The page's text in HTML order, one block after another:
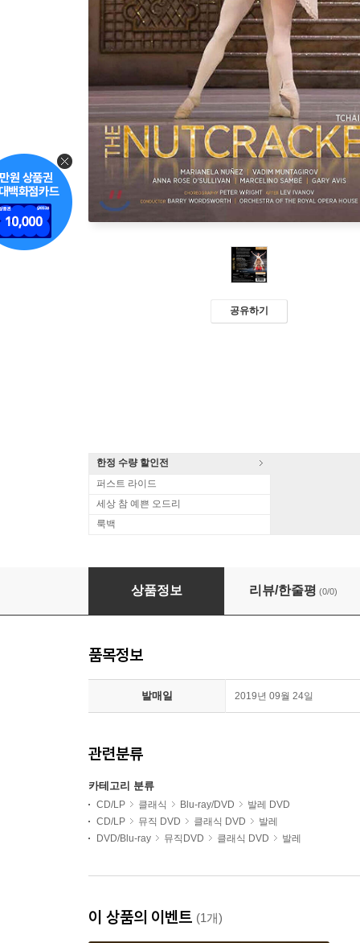
공유하기
한정 수량 할인전
퍼스트 라이드
세상 참 예쁜 오드리
룩백
Barry Wordsworth 차이코프스키: '호두까기
상품정보 리뷰/한줄평 (0/0)
품목정보
발매일 2019년 09월 24일
관련분류
카테고리 분류
CD/LP 클래식 Blu-ray/DVD
발레 DVD
CD/LP
뮤직 DVD 클래식 DVD
발레
DVD/Blu-ray
뮤직DVD 클래식 DVD 발레
이 상품의 이벤트 (1개)